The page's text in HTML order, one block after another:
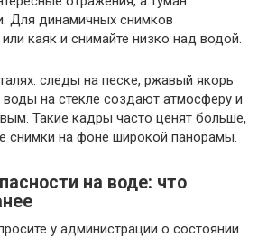
Для динамичных снимков
каяк и снимайте низко над водой.
следы на песке, ржавый якорь
воды на стекле создают атмосферу и
Такие кадры часто ценят больше,
снимки на фоне широкой панорамы.
на воде: что
у администрации о состоянии